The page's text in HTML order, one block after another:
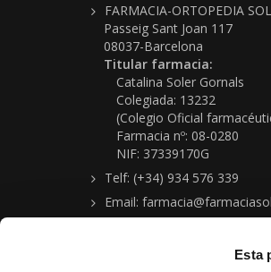
Esta
FARMACIA-ORTOPEDIA
Passeig Sant Joan 117
08037-Barcelona
Titular farmacia:
Catalina Soler Gornals
Colegiada: 13232
(Colegio Oficial
Farmacia nº: 08-0280
NIF: 37339170G
Telf: (+34) 934 576 339
Email: